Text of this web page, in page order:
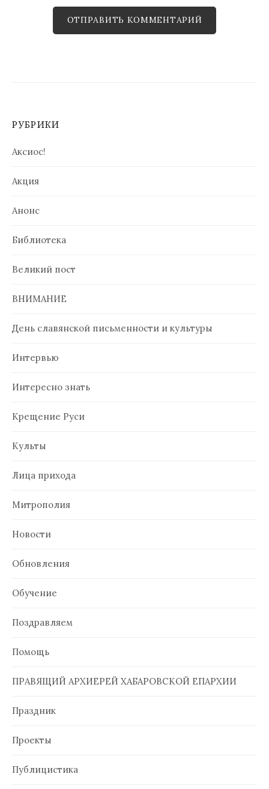
РУБРИКИ
Аксиос!
Акция
Анонс
Библиотека
Великий пост
ВНИМАНИЕ
День славянской письменности и культуры
Интервью
Интересно знать
Крещение Руси
Культы
Лица прихода
Митрополия
Новости
Обновления
Обучение
Поздравляем
Помощь
ПРАВЯЩИЙ АРХИЕРЕЙ ХАБАРОВСКОЙ ЕПАРХИИ
Праздник
Проекты
Публицистика